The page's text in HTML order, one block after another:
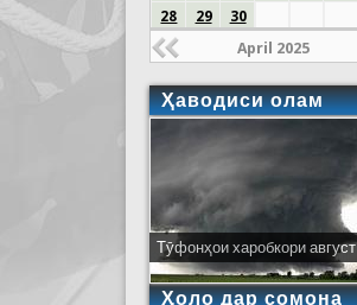
28
29 30
April 2025
Ҳаводиси олам
Тӯфонҳои харобкори август
Ҳоло дар сомона